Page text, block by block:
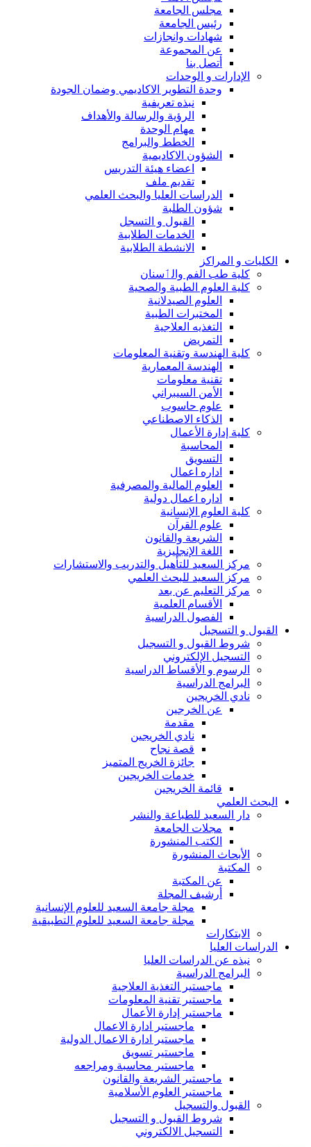
مجلس الجامعة
رئيس الجامعة
شهادات وانجازات
عن المجموعة
أتصل بنا
الإدارات و الوحدات
وحدة التطوير الاكاديمي وضمان الجودة
نبذه تعريفية
الرؤية والرسالة والأهداف
مهام الوحدة
الخطط والبرامج
الشؤون الاكاديمية
اعضاء هيئة التدريس
تقديم ملف
الدراسات العليا والبحث العلمي
شؤون الطلبة
القبول و التسجل
الخدمات الطلابية
الانشطة الطلابية
الكليات و المراكز
كلية طب الفم والٲسنان
كلية العلوم الطبية والصحية
العلوم الصيدلانية
المختبرات الطبية
التغذيه العلاجية
التمريض
كلية الهندسة وتقنية المعلومات
الهندسة المعمارية
تقنية معلومات
الأمن السيبراني
علوم حاسوب
الذكاء الاصطناعي
كلية إدارة الأعمال
المحاسبة
التسويق
اداره اعمال
العلوم المالية والمصرفية
اداره اعمال دولية
كلية العلوم الإنسانية
علوم القرآن
الشريعة والقانون
اللغة الإنجليزية
مركز السعيد للتأهيل والتدريب والاستشارات
مركز السعيد للبحث العلمي
مركز التعليم عن بعد
الأقسام العلمية
الفصول الدراسية
القبول و التسجيل
شروط القبول و التسجيل
التسجيل الإلكتروني
الرسوم و الأقساط الدراسية
البرامج الدراسية
نادي الخريجين
عن الخرجين
مقدمة
نادي الخريجين
قصة نجاح
جائزة الخريج المتميز
خدمات الخريجين
قائمة الخريجين
البحث العلمي
دار السعيد للطباعة والنشر
مجلات الجامعة
الكتب المنشورة
الأبحاث المنشورة
المكتبة
عن المكتبة
أرشيف المجلة
مجلة جامعة السعيد للعلوم الإنسانية
مجلة جامعة السعيد للعلوم التطبيقية
الابتكارات
الدراسات العليا
نبذه عن الدراسات العليا
البرامج الدراسية
ماجستير التغذية العلاجية
ماجستير تقنية المعلومات
ماجستير إدارة الأعمال
ماجستير ادارة الاعمال
ماجستير ادارة الاعمال الدولية
ماجستير تسويق
ماجستير محاسبة ومراجعه
ماجستير الشريعة والقانون
ماجستير العلوم الأسلامية
القبول والتسجيل
شروط القبول و التسجيل
التسجيل الالكتروني